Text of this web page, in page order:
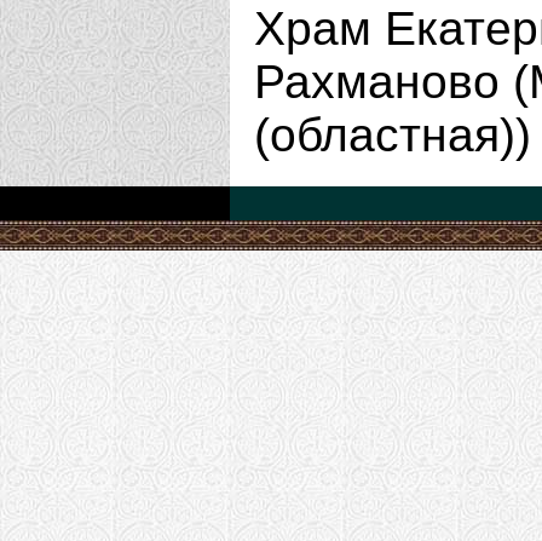
Храм
Рахманово